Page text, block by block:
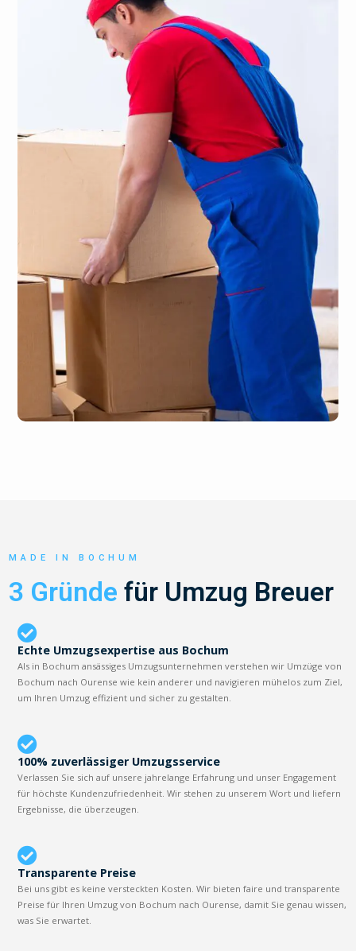
MADE IN BOCHUM
3 Gründe für Umzug Breuer
Echte Umzugsexpertise aus Bochum
Als in Bochum ansässiges Umzugsunternehmen verstehen wir Umzüge von
Bochum nach Ourense wie kein anderer und navigieren mühelos zum Ziel,
um Ihren Umzug effizient und sicher zu gestalten.
100% zuverlässiger Umzugsservice
Verlassen Sie sich auf unsere jahrelange Erfahrung und unser Engagement
für höchste Kundenzufriedenheit. Wir stehen zu unserem Wort und liefern
Ergebnisse, die überzeugen.
Transparente Preise
Bei uns gibt es keine versteckten Kosten. Wir bieten faire und transparente
Preise für Ihren Umzug von Bochum nach Ourense, damit Sie genau wissen,
was Sie erwartet.